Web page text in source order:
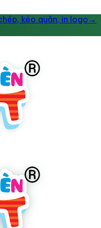
kéo quân, in logo →